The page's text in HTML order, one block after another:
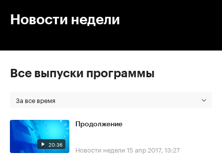
Новости недели
Все выпуски программы
За все время
20:36
Продолжение
Новости недели 15 апр 2017, 13:27